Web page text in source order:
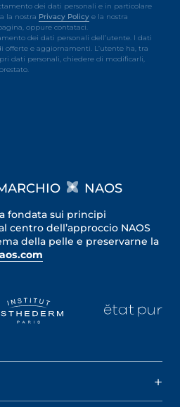
dei dati personali e in particolare
la nostra Privacy Policy e la nostra
oppure contataci.
dei dati personali dell’utente. I dati
offerte e aggiornamenti. L’utente ha, tra
dati personali, chiedere di modificarli,
NAOS
fondata sui principi
centro dell’approccio NAOS
della pelle e preservarne la